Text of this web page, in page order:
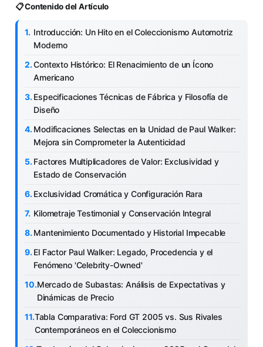
📋 Contenido del Artículo
Introducción: Un Hito en el Coleccionismo Automotriz
Moderno
Contexto Histórico: El Renacimiento de un Ícono
Americano
Especificaciones Técnicas de Fábrica y Filosofía de
Diseño
Modificaciones Selectas en la Unidad de Paul Walker:
Mejora sin Comprometer la Autenticidad
Factores Multiplicadores de Valor: Exclusividad y
Estado de Conservación
Exclusividad Cromática y Configuración Rara
Kilometraje Testimonial y Conservación Integral
Mantenimiento Documentado y Historial Impecable
El Factor Paul Walker: Legado, Procedencia y el
Fenómeno 'Celebrity-Owned'
Mercado de Subastas: Análisis de Expectativas y
Dinámicas de Precio
Tabla Comparativa: Ford GT 2005 vs. Sus Rivales
Contemporáneos en el Coleccionismo